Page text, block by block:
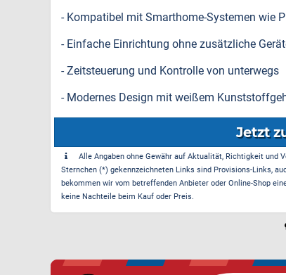
- Kompatibel mit Smarthome-Systemen wie
- Einfache Einrichtung ohne zusätzliche
- Zeitsteuerung und Kontrolle von unterwegs
- Modernes Design mit weißem
Jetzt
Alle Angaben ohne Gewähr auf Aktualität, Richtigkeit
Sternchen (*) gekennzeichneten Links sind Provisions-Links,
bekommen wir vom betreffenden Anbieter oder Online-Shop
keine Nachteile beim Kauf oder Preis.